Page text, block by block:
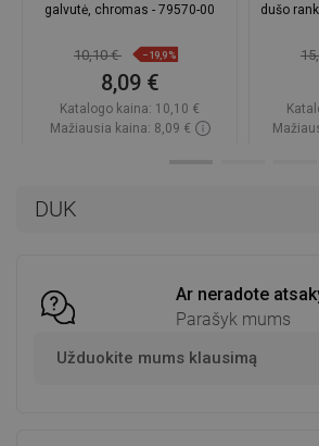
DUK
Ar neradote
Parašyk mums
Užduokite mums klausimą
galvutė, chromas - 79570-00
10,10 € −19,9%
8,09 €
Katalogo kaina: 10,10 €
Mažiausia kaina: 8,09 €
dušo